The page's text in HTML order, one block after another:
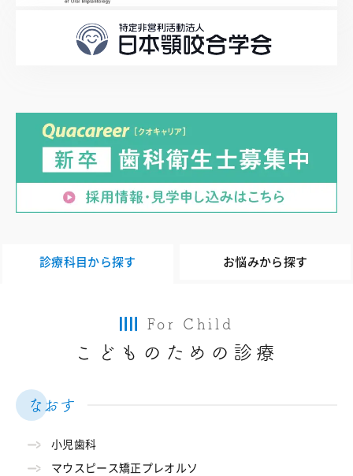
診療科目から探す お悩みから探す
For Child
こどものための診療
なおす
小児歯科
マウスピース矯正プレオルソ